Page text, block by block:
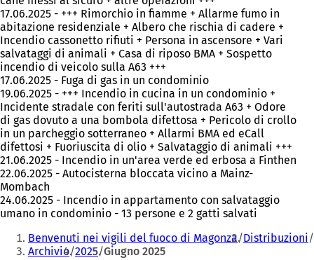
17.06.2025 - +++ Rimorchio in fiamme + Allarme fumo in
abitazione residenziale + Albero che rischia di cadere +
Incendio cassonetto rifiuti + Persona in ascensore + Vari
salvataggi di animali + Casa di riposo BMA + Sospetto
incendio di veicolo sulla A63 +++
17.06.2025 - Fuga di gas in un condominio
19.06.2025 - +++ Incendio in cucina in un condominio +
Incidente stradale con feriti sull'autostrada A63 + Odore
di gas dovuto a una bombola difettosa + Pericolo di crollo
in un parcheggio sotterraneo + Allarmi BMA ed eCall
difettosi + Fuoriuscita di olio + Salvataggio di animali +++
21.06.2025 - Incendio in un'area verde ed erbosa a Finthen
22.06.2025 - Autocisterna bloccata vicino a Mainz-
Mombach
24.06.2025 - Incendio in appartamento con salvataggio
umano in condominio - 13 persone e 2 gatti salvati
Siete
qui:
Benvenuti nei vigili del fuoco di Magonza Distribuzioni
Archivio 2025 Giugno 2025